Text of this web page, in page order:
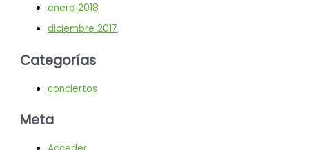
enero 2018
diciembre 2017
Categorías
conciertos
Meta